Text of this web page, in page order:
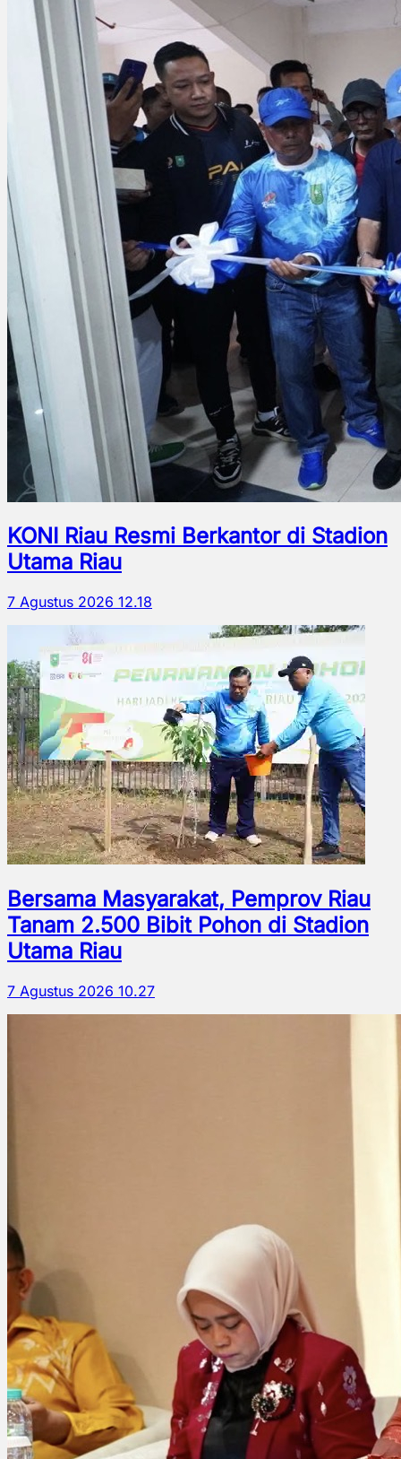
KONI Riau Resmi Berkantor di Stadion
Utama Riau
7 Agustus 2026 12.18
Bersama Masyarakat, Pemprov Riau
Tanam 2.500 Bibit Pohon di Stadion
Utama Riau
7 Agustus 2026 10.27